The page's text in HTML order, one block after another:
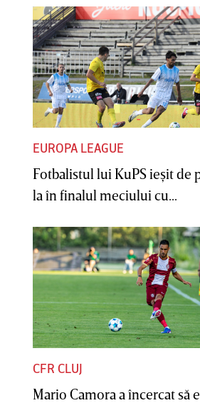
Se prevede un „război” între
Jayson Papeau şi suporterii lui
UTA! Fanii arădeni au fost scoşi
din sărite de ce a făcut francezul
la finalul meciului cu Rapid: „Un
gest pe care nu îl putem accepta”
EUROPA LEAGUE
Fotbalistul lui KuPS ieşit de
la în finalul meciului cu...
CFR CLUJ
Mario Camora a încercat să